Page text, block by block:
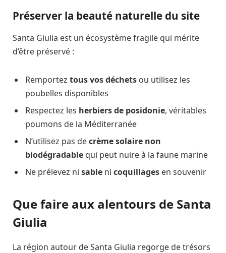
Préserver la beauté naturelle du site
Santa Giulia est un écosystème fragile qui mérite
d’être préservé :
Remportez tous vos déchets ou utilisez les
poubelles disponibles
Respectez les herbiers de posidonie, véritables
poumons de la Méditerranée
N’utilisez pas decrème solaire non
biodégradable qui peut nuire à la faune marine
Ne prélevez ni sable ni coquillages en souvenir
Que faire aux alentours de Santa
Giulia
La région autour de Santa Giulia regorge de trésors